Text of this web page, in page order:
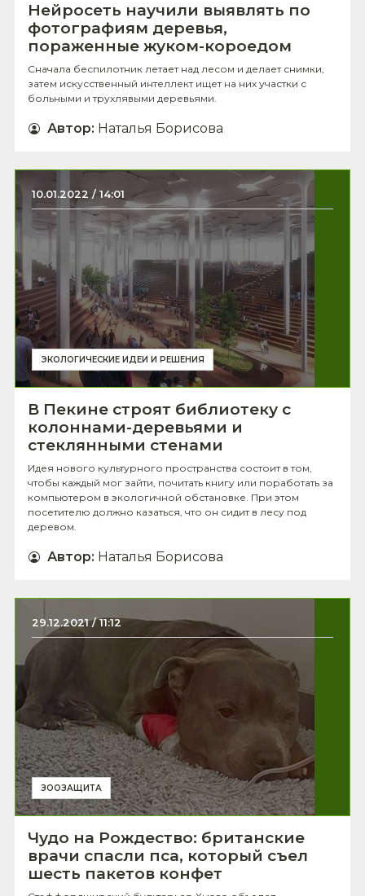
Нейросеть научили выявлять по
фотографиям деревья,
пораженные жуком-короедом
Сначала беспилотник летает над лесом и делает снимки,
затем искусственный интеллект ищет на них участки с
больными и трухлявыми деревьями.
Автор: Наталья Борисова
10.01.2022 / 14:01
ЭКОЛОГИЧЕСКИЕ ИДЕИ И РЕШЕНИЯ
В Пекине строят библиотеку с
колоннами-деревьями и
стеклянными стенами
Идея нового культурного пространства состоит в том,
чтобы каждый мог зайти, почитать книгу или поработать за
компьютером в экологичной обстановке. При этом
посетителю должно казаться, что он сидит в лесу под
деревом.
Автор: Наталья Борисова
29.12.2021 / 11:12
ЗООЗАЩИТА
Чудо на Рождество: британские
врачи спасли пса, который съел
шесть пакетов конфет